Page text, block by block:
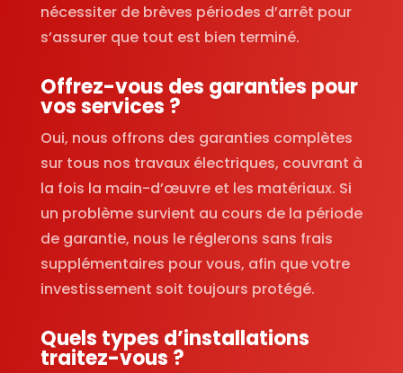
nécessiter de brèves périodes d’arrêt pour
s’assurer que tout est bien terminé.
Offrez-vous des garanties pour
vos services ?
Oui, nous offrons des garanties complètes
sur tous nos travaux électriques, couvrant à
la fois la main-d’œuvre et les matériaux. Si
un problème survient au cours de la période
de garantie, nous le réglerons sans frais
supplémentaires pour vous, afin que votre
investissement soit toujours protégé.
Quels types d’installations
traitez-vous ?